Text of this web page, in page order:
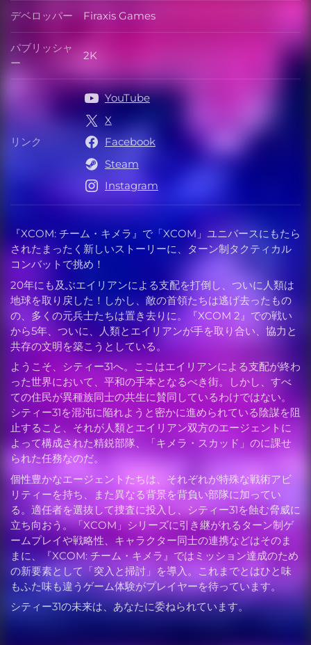
『XCOM: チーム・キメラ』で「XCOM」ユニバースにもたら
されたまったく新しいストーリーに、ターン制タクティカル
コンバットで挑め！
20年にも及ぶエイリアンによる支配を打倒し、ついに人類は
地球を取り戻した！しかし、敵の首領たちは逃げ去ったもの
の、多くの元兵士たちは置き去りに。『XCOM 2』での戦い
から5年、ついに、人類とエイリアンが手を取り合い、協力と
共存の文明を築こうとしている。
ようこそ、シティー31へ。ここはエイリアンによる支配が終わ
った世界において、平和の手本となるべき街。しかし、すべ
ての住民が異種族同士の共生に賛同しているわけではない。
シティー31を混沌に陥れようと密かに進められている陰謀を阻
止すること、それが人類とエイリアン双方のエージェントに
よって構成された精鋭部隊、「キメラ・スカッド」のに課せ
られた任務なのだ。
個性豊かなエージェントたちは、それぞれが特殊な戦術アビ
リティーを持ち、また異なる背景を背負い部隊に加ってい
る。適任者を選抜して捜査に投入し、シティー31を蝕む脅威に
立ち向おう。「XCOM」シリーズに引き継がれるターン制ゲ
ームプレイや戦略性、キャラクター同士の連携などはそのま
まに、『XCOM: チーム・キメラ』ではミッション達成のため
の新要素として「突入と掃討」を導入。これまでとはひと味
もふた味も違うゲーム体験がプレイヤーを待っています。
シティー31の未来は、あなたに委ねられています。
デベロッパー デベロッパー
Firaxis Games
パブリッシャ
ー
パブリッシャー
2K
リンク リンク
YouTube
X
Facebook
Steam
Instagram